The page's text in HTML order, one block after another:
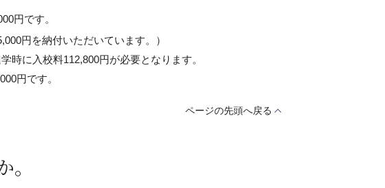
円です。
円を納付いただいています。）
に入校料112,800円が必要となります。
円です。
ページの先頭へ戻る